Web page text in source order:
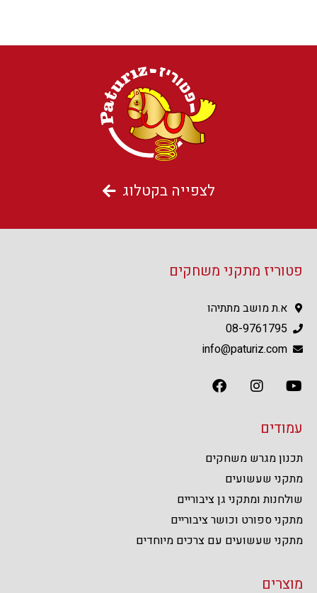
לצפייה בקטלוג
פטוריז מתקני משחקים
א.ת מושב מתתיהו
08-9761795
info@paturiz.com
עמודים
תכנון מגרש משחקים
מתקני שעשועים
שולחנות ומתקני גן ציבוריים
מתקני ספורט וכושר ציבוריים
מתקני שעשועים עם צרכים מיוחדים
מוצרים